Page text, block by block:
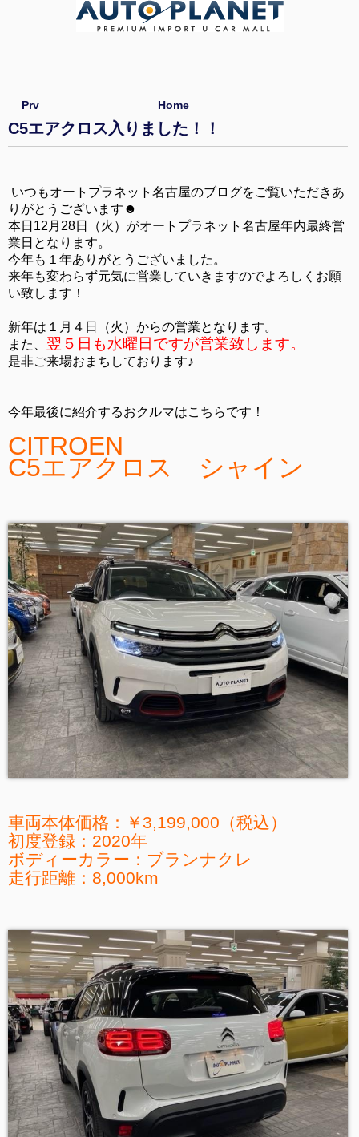
Prv Home
C5エアクロス入りました！！
いつもオートプラネット名古屋のブログをご覧いただきあ
りがとうございます☻
本日12月28日（火）がオートプラネット名古屋年内最終営
業日となります。
今年も１年ありがとうございました。
来年も変わらず元気に営業していきますのでよろしくお願
い致します！
新年は１月４日（火）からの営業となります。
また、 翌５日も水曜日ですが営業致します。
是非ご来場おまちしております♪
今年最後に紹介するおクルマはこちらです！
CITROEN
C5エアクロス シャイン
車両本体価格：￥3,199,000（税込）
初度登録：2020年
ボディーカラー：ブランナクレ
走行距離：8,000km